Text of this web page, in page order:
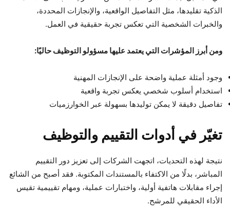
الذكية تقليدها، مثل التفاصيل الواقعية، والإنجازات المحددة،
والخبرات الشخصية التي تعكس تجربة حقيقية في العمل.
ومن أبرز المؤشرات التي يعتمد عليها مسؤولو التوظيف حاليًا:
وجود أمثلة عملية واضحة على الإنجازات المهنية
استخدام أسلوب شخصي يعكس تجربة واقعية
تفاصيل دقيقة لا يمكن توليدها بسهولة عبر الخوارزميات
تغيّر في أدوات التقييم والتوظيف
نتيجة لهذه التحديات، اتجهت الشركات إلى تعزيز دور التقييم
المباشر، بدلًا من الاكتفاء بالمستندات المكتوبة. فقد أصبح من الشائع
إجراء مقابلات هاتفية أولية، واختبارات عملية، ومهام تقييمية تقيس
الأداء الحقيقي للمرشح.